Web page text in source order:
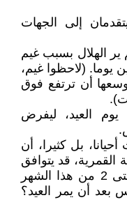
إلى الجهات
ير الهلال بسبب غيم
يوما. (لاحظوا غيم،
أن ترتفع فوق
يوم العيد، ليفرض
بل كثيرا، أن
القمرية، قد يتوافق
هذا اليوم مع 29 شوال أو 30 أو حتى 2 من هذا الشهر
بعد أن يمر العيد؟